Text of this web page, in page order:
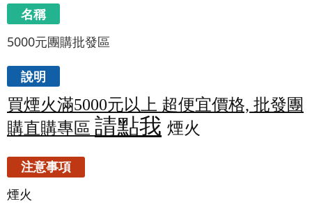
名稱
5000元團購批發區
說明
買煙火滿5000元以上 超便宜價格, 批發團
購直購專區 請點我 煙火
注意事項
煙火